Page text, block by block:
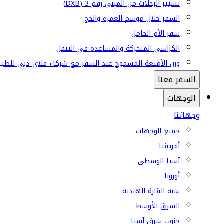
تسيير الرحلات من المبنى رقم 3 (DXB)
السفر خلال موسم العمرة والحج
سفر الأم الحامل
الكراسي المتحركة والمساعدة في التنقل
وزن الأمتعة المسموح عند السفر مع شركاء فلاي دبي
السفر معنا
الوجهات
وجهاتنا
جميع الوجهات
أفريقيا
آسيا الوسطى
أوروبا
شبه القارة الهندية
الشرق الأوسط
جنوب شرق آسيا